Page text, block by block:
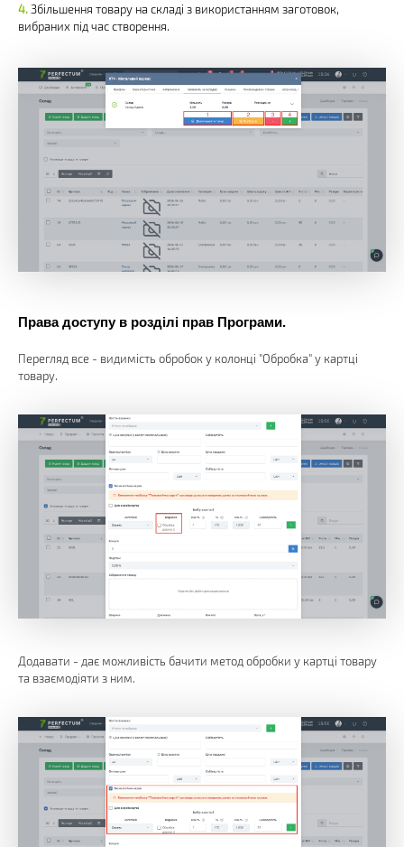
Збільшення товару на складі з використанням заготовок,
вибраних під час створення.
Права доступу в розділі прав Програми.
Перегляд все - видимість обробок у колонці "Обробка" у картці
товару.
Додавати - дає можливість бачити метод обробки у картці товару
та взаємодіяти з ним.